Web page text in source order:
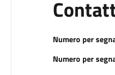
Numero per
Numero per